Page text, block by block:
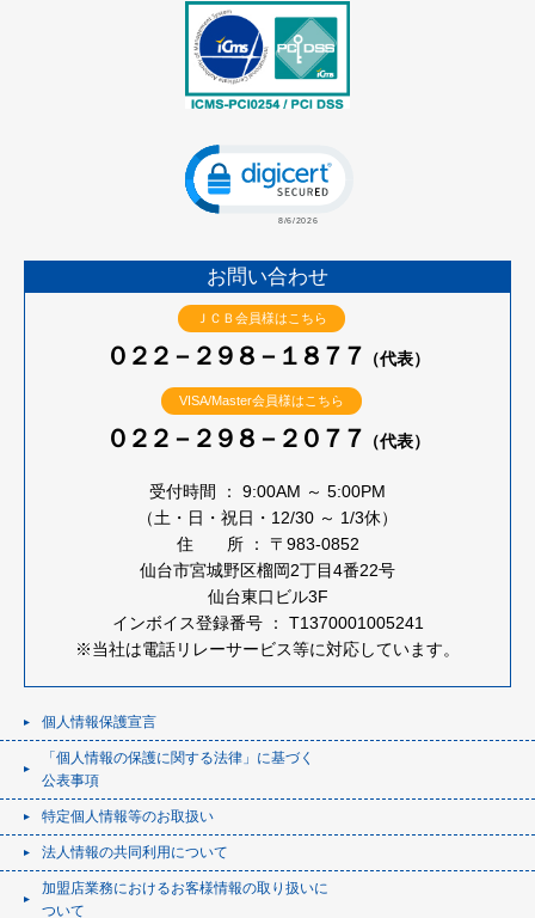
お問い合わせ
ＪＣＢ会員様はこちら
０２２－２９８－１８７７ （代表）
VISA/Master会員様はこちら
０２２－２９８－２０７７ （代表）
受付時間 ： 9:00AM ～ 5:00PM
（土・日・祝日・12/30 ～ 1/3休）
住 所 ： 〒983-0852
仙台市宮城野区榴岡2丁目4番22号
仙台東口ビル3F
インボイス登録番号 ： T1370001005241
※当社は電話リレーサービス等に対応しています。
個人情報保護宣言
「個人情報の保護に関する法律」に基づく
公表事項
特定個人情報等のお取扱い
法人情報の共同利用について
加盟店業務におけるお客様情報の取り扱いに
ついて